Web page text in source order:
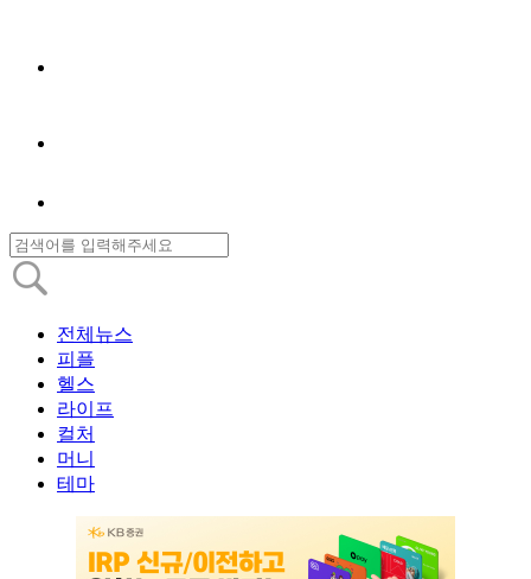
전체뉴스
피플
헬스
라이프
컬처
머니
테마